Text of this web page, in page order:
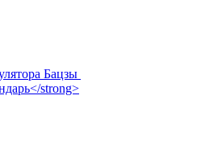
Бацзы